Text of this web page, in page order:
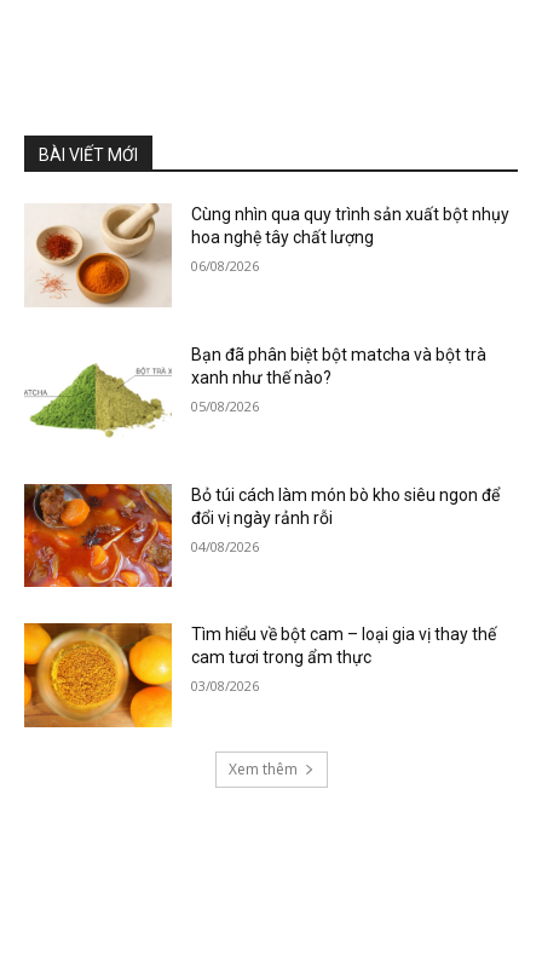
BÀI VIẾT MỚI
Cùng nhìn qua quy trình sản xuất bột nhụy
hoa nghệ tây chất lượng
06/08/2026
Bạn đã phân biệt bột matcha và bột trà
xanh như thế nào?
05/08/2026
Bỏ túi cách làm món bò kho siêu ngon để
đổi vị ngày rảnh rỗi
04/08/2026
Tìm hiểu về bột cam – loại gia vị thay thế
cam tươi trong ẩm thực
03/08/2026
Xem thêm